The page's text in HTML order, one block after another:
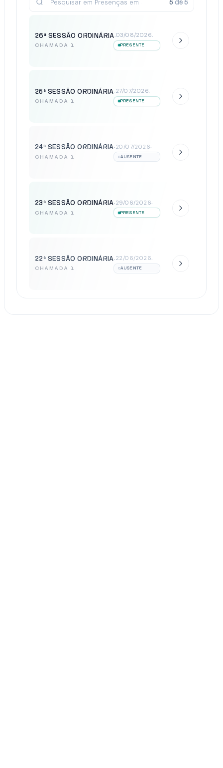
5 de5
26ª SESSÃO ORDINÁRIA·03/08/2026·
CHAMADA 1 PRESENTE
25ª SESSÃO ORDINÁRIA·27/07/2026·
CHAMADA 1 PRESENTE
24ª SESSÃO ORDINÁRIA·20/07/2026·
CHAMADA 1 AUSENTE
23ª SESSÃO ORDINÁRIA·29/06/2026·
CHAMADA 1 PRESENTE
22ª SESSÃO ORDINÁRIA·22/06/2026·
CHAMADA 1 AUSENTE